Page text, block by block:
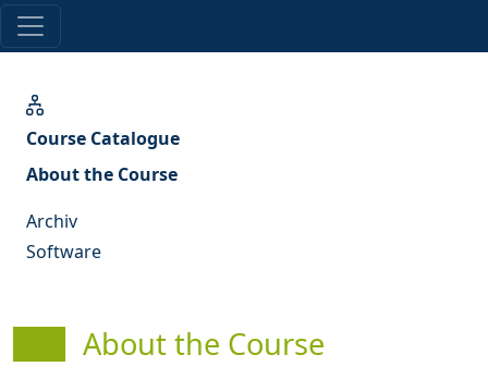
Course Catalogue
About the Course
Archiv
Software
About the Course